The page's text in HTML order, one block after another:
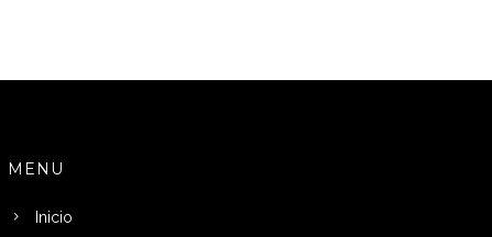
MENU
Inicio